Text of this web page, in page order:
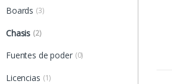
Boards (3)
Chasis (2)
Fuentes de poder (0)
Licencias (1)